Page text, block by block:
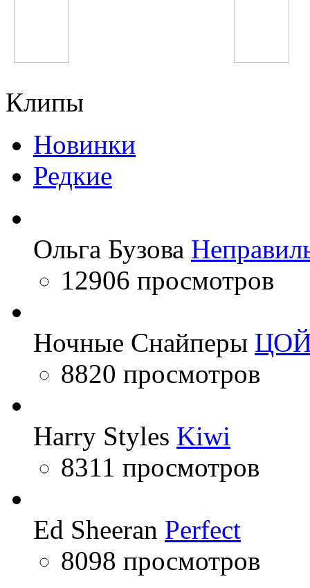
Клипы
Новинки
Редкие
Ольга Бузова
12906 просмотров
Ночные Снайперы
8820 просмотров
Harry Styles Kiwi
8311 просмотров
Ed Sheeran Perfect
8098 просмотров